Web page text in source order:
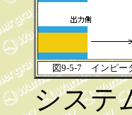
図9-5-7 インピー
システ